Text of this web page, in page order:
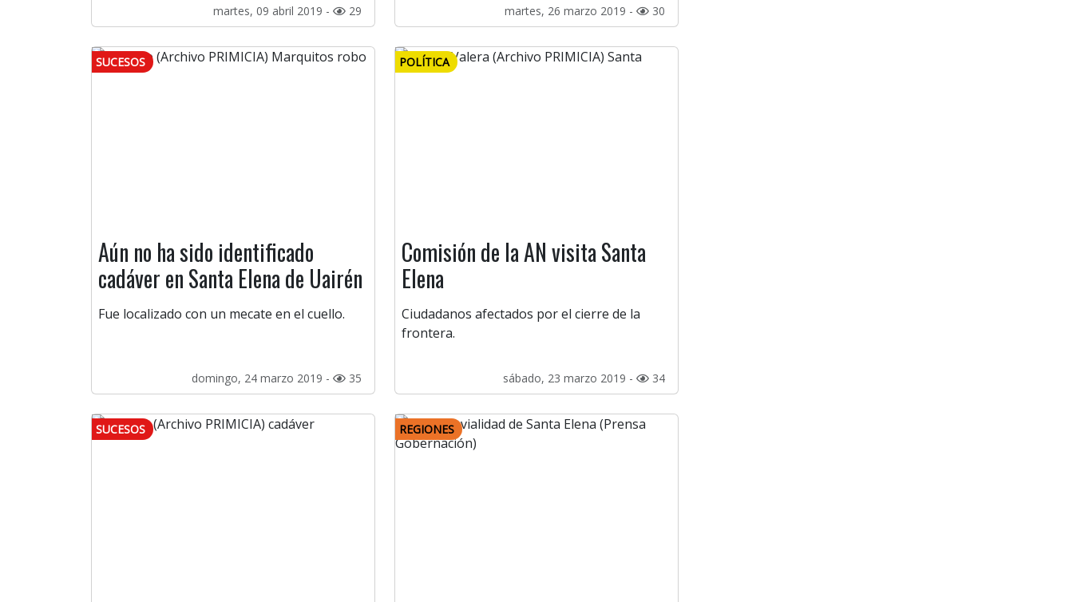
martes, 09 abril 2019 - 29 martes, 26 marzo 2019 - 30
SUCESOS
Aún no ha sido identificado
cadáver en Santa Elena de Uairén
Fue localizado con un mecate en el cuello.
domingo, 24 marzo 2019 - 35
POLÍTICA
Comisión de la AN visita Santa
Elena
Ciudadanos afectados por el cierre de la
frontera.
sábado, 23 marzo 2019 - 34
SUCESOS REGIONES